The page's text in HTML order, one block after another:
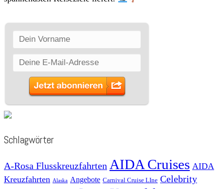
Schlagwörter
A-Rosa Flusskreuzfahrten AIDA Cruises AIDA
Kreuzfahrten
Alaska Angebote Carnival Cruise LIne Celebrity